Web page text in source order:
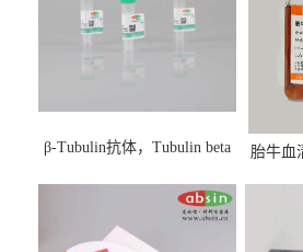
β-Tubulin抗体，Tubulin beta
胎牛血